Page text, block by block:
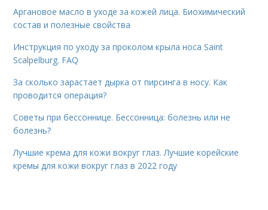
Аргановое масло в уходе за кожей лица. Биохимический
состав и полезные свойства
Инструкция по уходу за проколом крыла носа Saint
Scalpelburg. FAQ
За сколько зарастает дырка от пирсинга в носу. Как
проводится операция?
Советы при бессоннице. Бессонница: болезнь или не
болезнь?
Лучшие крема для кожи вокруг глаз. Лучшие корейские
кремы для кожи вокруг глаз в 2022 году